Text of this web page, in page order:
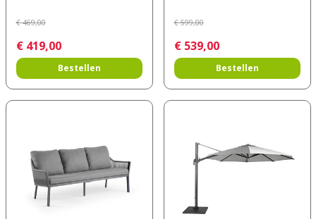
€ 469,00
€ 419,00
Bestellen
€ 599,00
€ 539,00
Bestellen